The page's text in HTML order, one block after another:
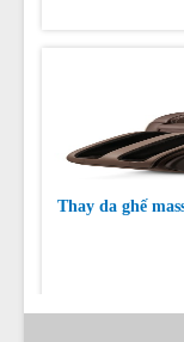
Thay da ghế